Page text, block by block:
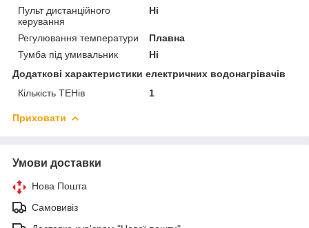
Пульт дистанційного
керування
Ні
Регулювання температури
Плавна
Тумба під умивальник
Ні
Додаткові характеристики електричних водонагрівачів
Кількість ТЕНів
1
Приховати
Умови доставки
Нова Пошта
Самовивіз